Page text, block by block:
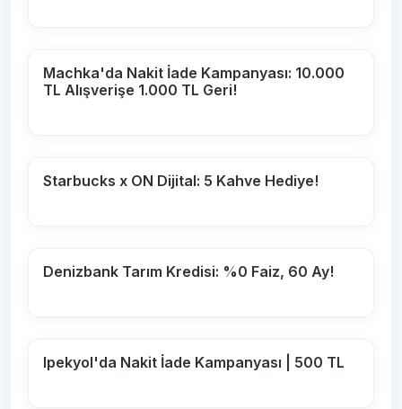
Machka'da Nakit İade Kampanyası: 10.000
TL Alışverişe 1.000 TL Geri!
Starbucks x ON Dijital: 5 Kahve Hediye!
Denizbank Tarım Kredisi: %0 Faiz, 60 Ay!
Ipekyol'da Nakit İade Kampanyası | 500 TL